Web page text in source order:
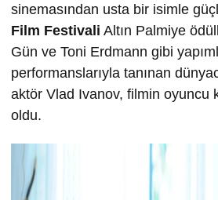
sinemasından usta bir isimle
Film Festivali Altın Palmiye
Gün ve Toni Erdmann gibi
performanslarıyla tanınan
aktör Vlad Ivanov, filmin oyuncu
oldu.